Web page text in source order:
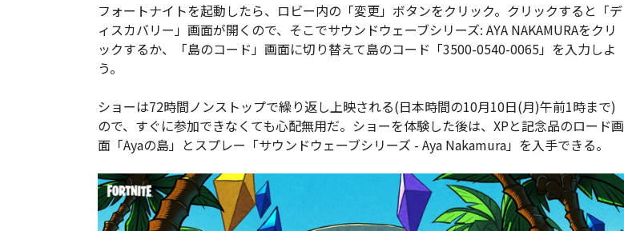
フォートナイトを起動したら、ロビー内の「変更」ボタンをクリック。クリックすると「デ
ィスカバリー」画面が開くので、そこでサウンドウェーブシリーズ: AYA NAKAMURAをクリ
ックするか、「島のコード」画面に切り替えて島のコード「3500-0540-0065」を入力しよ
う。
ショーは72時間ノンストップで繰り返し上映される(日本時間の10月10日(月)午前1時まで)
ので、すぐに参加できなくても心配無用だ。ショーを体験した後は、XPと記念品のロード画
面「Ayaの島」とスプレー「サウンドウェーブシリーズ - Aya Nakamura」を入手できる。